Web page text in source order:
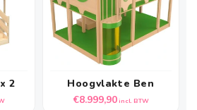
2 Hoogvlakte Ben
Normale
€8.999,90incl. BTW